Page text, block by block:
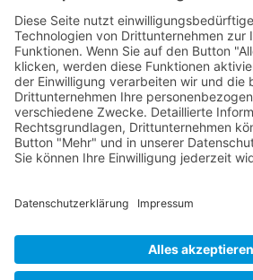
WalBee
Bizzmade GmbH
Gießereistraße 29
83022 Rosenheim
Tel.:+49 8031 282 09 50
Web:
www.walbee.de